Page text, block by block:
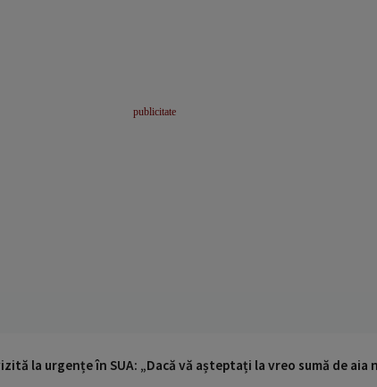
la urgențe în SUA: „Dacă vă așteptați la vreo sumă de aia